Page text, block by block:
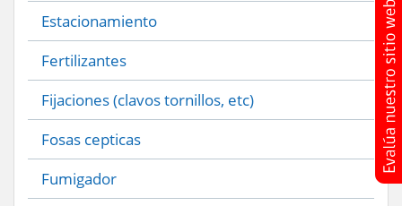
Estacionamiento
Fertilizantes
Fijaciones (clavos tornillos, etc)
Fosas cepticas
Fumigador